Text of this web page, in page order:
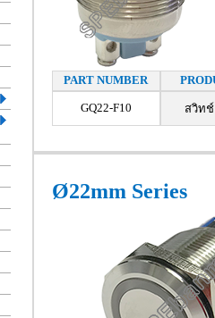
PART NUMBER
GQ22-F10 สวิทช์
Ø22mm Series